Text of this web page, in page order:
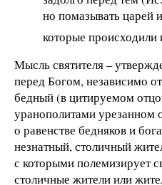
но помазывать царей
которые
Мысль святителя –
перед Богом, независимо
бедный (в цитируемом
уранополитами
о равенстве бедняков и
незнатный, столичный
с которыми полемизирует
столичные жители или